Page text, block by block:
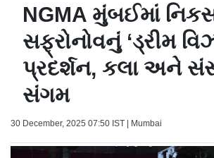
NGMA મુંબઈમાં
સફ્રોનોવનું ‘ડ્રીમ
પ્રદર્શન, કલા અને
સંગમ
30 December, 2025 07:50 IST | Mumbai